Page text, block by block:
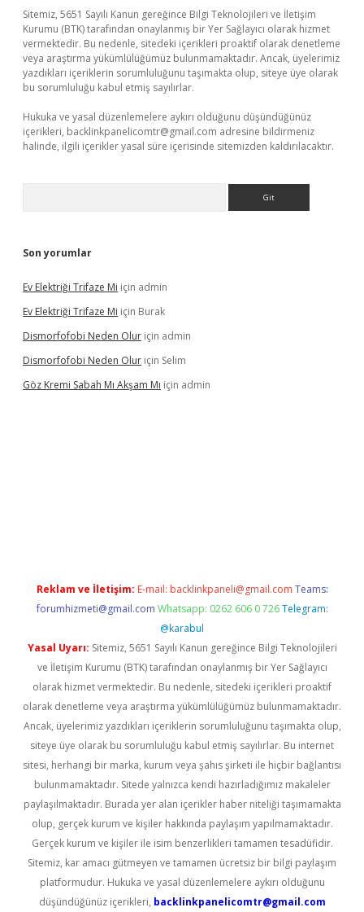
Sitemiz, 5651 Sayılı Kanun gereğince Bilgi Teknolojileri ve İletişim
Kurumu (BTK) tarafından onaylanmış bir Yer Sağlayıcı olarak hizmet
vermektedir. Bu nedenle, sitedeki içerikleri proaktif olarak denetleme
veya araştırma yükümlülüğümüz bulunmamaktadır. Ancak, üyelerimiz
yazdıkları içeriklerin sorumluluğunu taşımakta olup, siteye üye olarak
bu sorumluluğu kabul etmiş sayılırlar.
Hukuka ve yasal düzenlemelere aykırı olduğunu düşündüğünüz
içerikleri, backlinkpanelicomtr@gmail.com adresine bildirmeniz
halinde, ilgili içerikler yasal süre içerisinde sitemizden kaldırılacaktır.
Son yorumlar
Ev Elektriği Trifaze Mi için admin
Ev Elektriği Trifaze Mi için Burak
Dismorfofobi Neden Olur için admin
Dismorfofobi Neden Olur için Selim
Göz Kremi Sabah Mı Akşam Mı için admin
Reklam ve İletişim: E-mail: backlinkpaneli@gmail.com Teams:
forumhizmeti@gmail.com Whatsapp: 0262 606 0 726 Telegram:
@karabul
Yasal Uyarı: Sitemiz, 5651 Sayılı Kanun gereğince Bilgi Teknolojileri
ve İletişim Kurumu (BTK) tarafından onaylanmış bir Yer Sağlayıcı
olarak hizmet vermektedir. Bu nedenle, sitedeki içerikleri proaktif
olarak denetleme veya araştırma yükümlülüğümüz bulunmamaktadır.
Ancak, üyelerimiz yazdıkları içeriklerin sorumluluğunu taşımakta olup,
siteye üye olarak bu sorumluluğu kabul etmiş sayılırlar. Bu internet
sitesi, herhangi bir marka, kurum veya şahıs şirketi ile hiçbir bağlantısı
bulunmamaktadır. Sitede yalnızca kendi hazırladığımız makaleler
paylaşılmaktadır. Burada yer alan içerikler haber niteliği taşımamakta
olup, gerçek kurum ve kişiler hakkında paylaşım yapılmamaktadır.
Gerçek kurum ve kişiler ile isim benzerlikleri tamamen tesadüfidir.
Sitemiz, kar amacı gütmeyen ve tamamen ücretsiz bir bilgi paylaşım
platformudur. Hukuka ve yasal düzenlemelere aykırı olduğunu
düşündüğünüz içerikleri, backlinkpanelicomtr@gmail.com